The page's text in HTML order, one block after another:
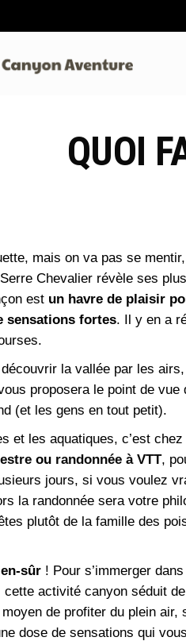
QUOI
mais on va pas se
Chevalier révèle ses
est un havre de plaisir
sensations fortes. Il y en a
la vallée par les
proposera le point de vue
(et les gens en tout petit).
et les aquatiques, c’est
ou randonnée à VTT,
jours, si vous voulez
la randonnée sera votre
plutôt de la famille des
sûr ! Pour s’immerger
cette activité canyon séduit
de profiter du plein air,
dose de sensations qui